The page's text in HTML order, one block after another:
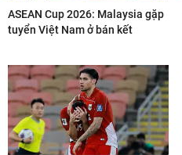
ASEAN Cup 2026: Malaysia gặp
tuyển Việt Nam ở bán kết